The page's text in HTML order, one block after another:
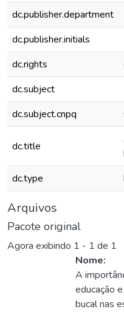
dc.publisher.department
dc.publisher.initials
dc.rights
dc.subject
dc.subject.cnpq
dc.title
dc.type
Arquivos
Pacote original
Agora exibindo 1 - 1 de 1
Nome:
A
educação
bucal nas